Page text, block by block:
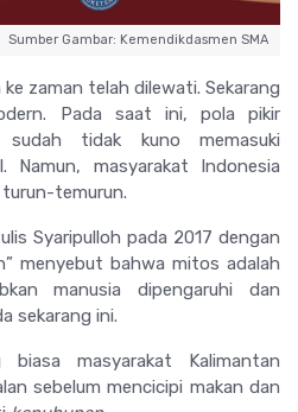
Sumber Gambar: Kemendikdasmen SMA
zaman telah dilewati. Sekarang
Pada saat ini, pola pikir
sudah tidak kuno memasuki
Namun, masyarakat Indonesia
temurun.
Syaripulloh pada 2017 dengan
menyebut bahwa mitos adalah
manusia dipengaruhi dan
sekarang ini.
masyarakat Kalimantan
sebelum mencicipi makan dan